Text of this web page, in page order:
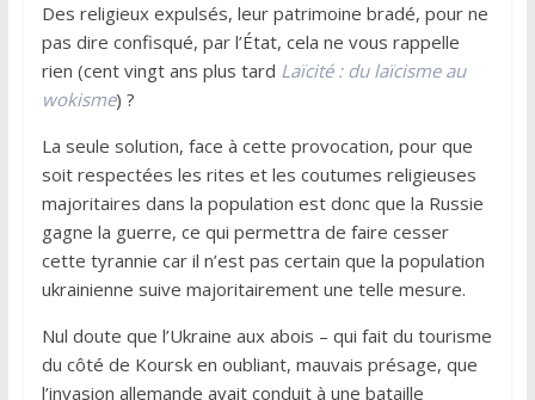
Des religieux expulsés, leur patrimoine bradé, pour ne
pas dire confisqué, par l’État, cela ne vous rappelle
rien (cent vingt ans plus tard Laïcité : du laïcisme au
wokisme) ?
La seule solution, face à cette provocation, pour que
soit respectées les rites et les coutumes religieuses
majoritaires dans la population est donc que la Russie
gagne la guerre, ce qui permettra de faire cesser
cette tyrannie car il n’est pas certain que la population
ukrainienne suive majoritairement une telle mesure.
Nul doute que l’Ukraine aux abois – qui fait du tourisme
du côté de Koursk en oubliant, mauvais présage, que
l’invasion allemande avait conduit à une bataille